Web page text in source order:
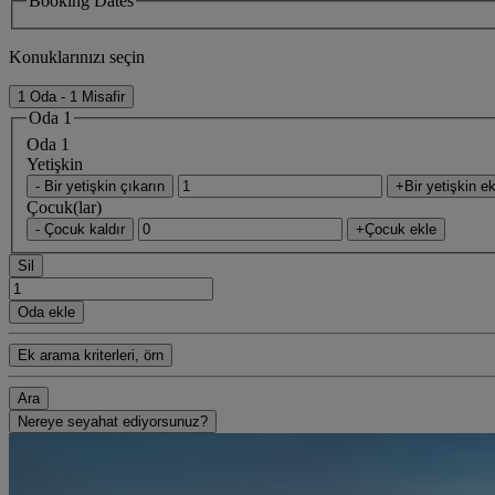
Konuklarınızı seçin
1 Oda - 1 Misafir
Oda 1
Oda 1
Yetişkin
- Bir yetişkin çıkarın +Bir yetişkin
Çocuk(lar)
- Çocuk kaldır +Çocuk ekle
Sil
Oda ekle
Ek arama kriterleri, örn
Ara
Nereye seyahat ediyorsunuz?